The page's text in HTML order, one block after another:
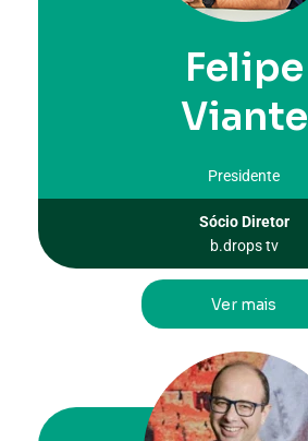
Felipe
Viante
Presidente
Sócio Diretor
b.drops tv
Ver mais